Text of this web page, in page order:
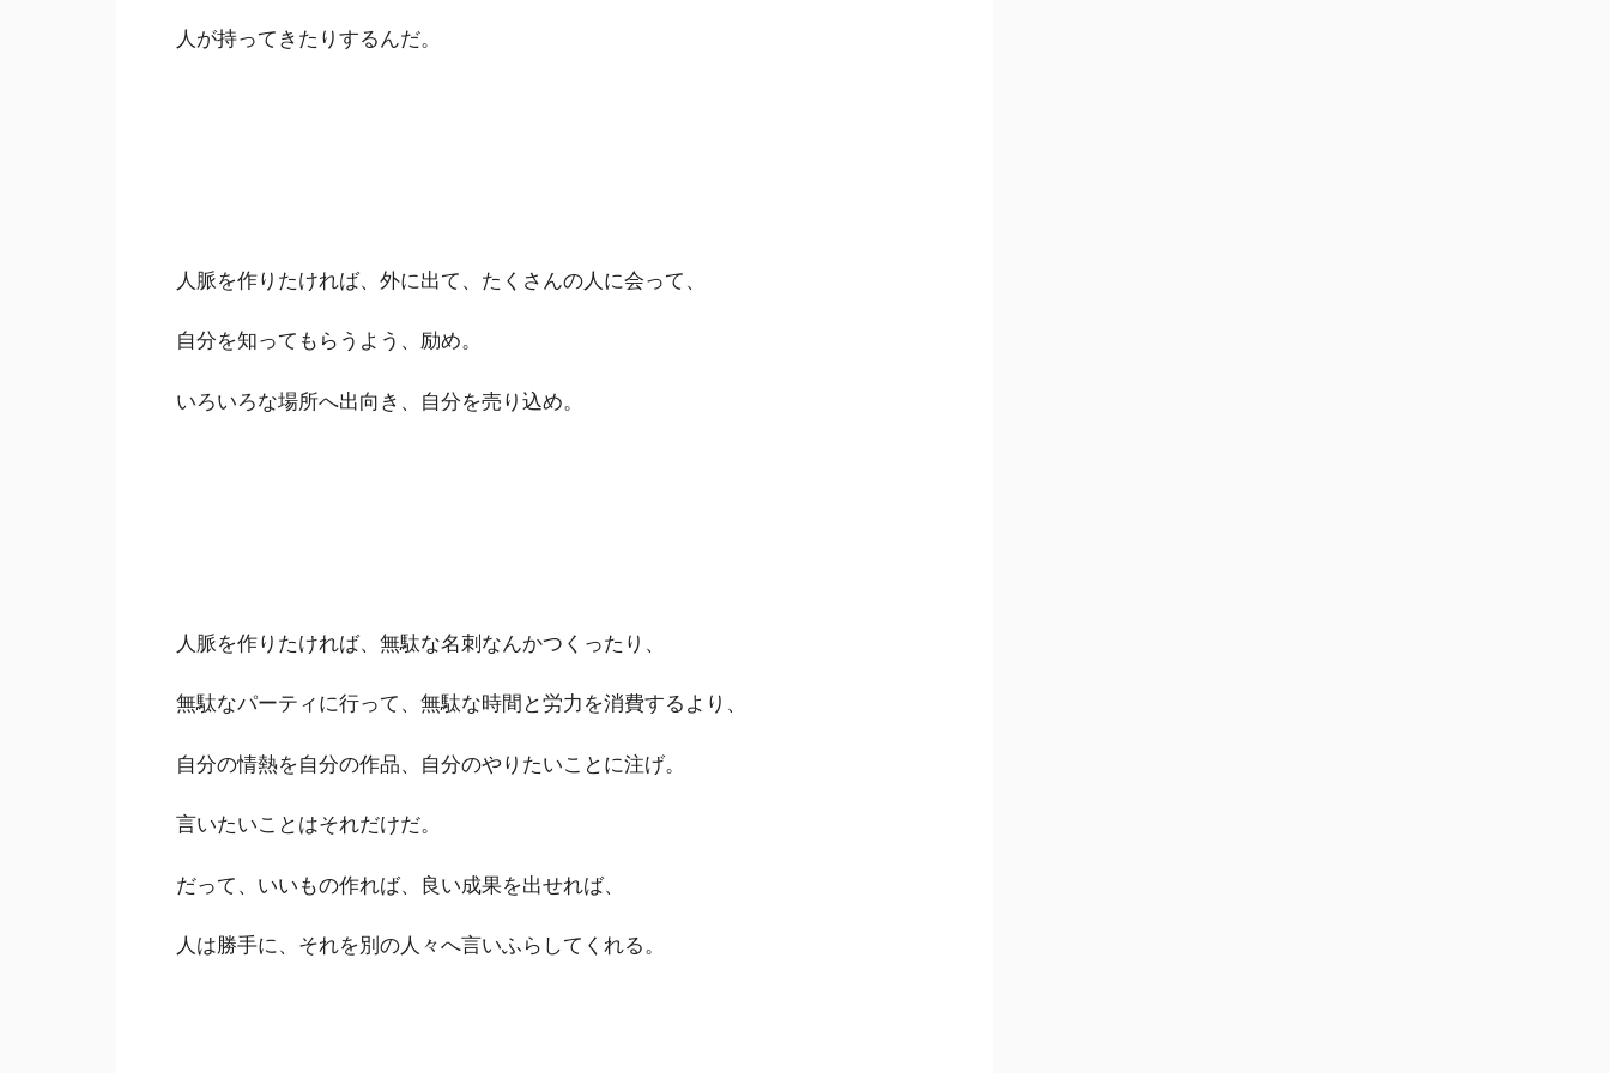
人が持ってきたりするんだ。
人脈を作りたければ、外に出て、たくさんの人に会って、
自分を知ってもらうよう、励め。
いろいろな場所へ出向き、自分を売り込め。
人脈を作りたければ、無駄な名刺なんかつくったり、
無駄なパーティに行って、無駄な時間と労力を消費するより、
自分の情熱を自分の作品、自分のやりたいことに注げ。
言いたいことはそれだけだ。
だって、いいもの作れば、良い成果を出せれば、
人は勝手に、それを別の人々へ言いふらしてくれる。